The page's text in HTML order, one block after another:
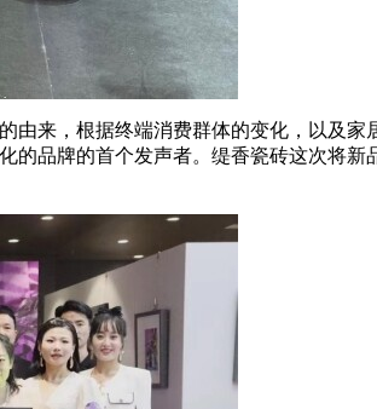
由来，根据终端消费群体的变化，以及
的品牌的首个发声者。缇香瓷砖这次将